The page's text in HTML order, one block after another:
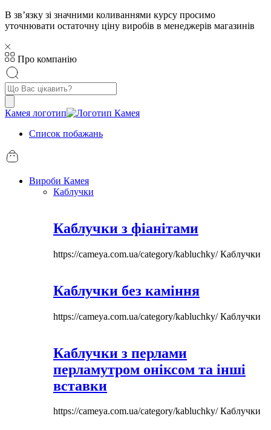
В звʼязку зі значними коливаннями курсу просимо
уточнювати остаточну ціну виробів в менеджерів магазинів
Про компанію
Пошук
товарів
Камея логотип
Список побажань
Вироби Камея
Каблучки
Каблучки з фіанітами
https://cameya.com.ua/category/kabluchky/Каблучки
Каблучки без каміння
https://cameya.com.ua/category/kabluchky/Каблучки
Каблучки з перлами
перламутром оніксом та інші
вставки
https://cameya.com.ua/category/kabluchky/Каблучки